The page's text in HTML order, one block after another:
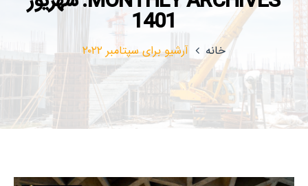
1401
خانه آرشیو برای سپتامبر ۲۰۲۲